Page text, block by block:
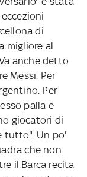
di
migliore al
anche detto
Messi. Per
Per
palla e
giocatori di
tutto". Un po'
che non
il Barca recita